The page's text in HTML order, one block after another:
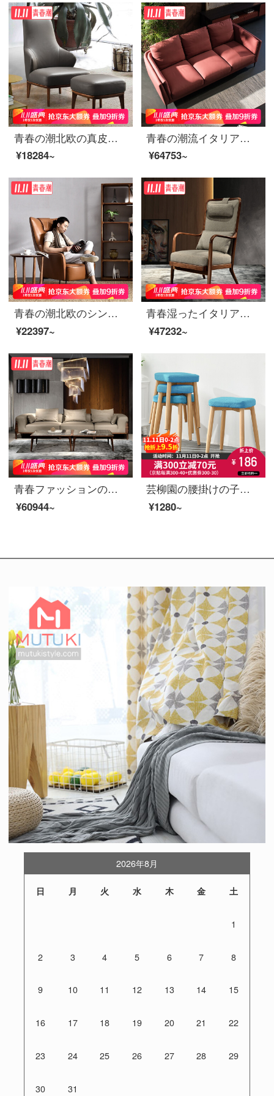
青春の潮北欧の真皮のシングルソファーと椅子の木のソファーのトラの椅子のレジャーの椅子の単に椅子のオーストラリアの黄色の牛皮
¥18284~
青春の潮流イタリアのナパの真皮のソファーの3人のまっすぐな列のデザイナーのソファーの北欧の軽い贅沢な羽毛のソファーの赤色のX 228 3人の位（2.2 m）
¥64753~
青春の潮北欧のシングルソファーの本革のソファーと椅子のトラのカジュアルな椅子のコーヒー色L 007オーストラリアの黄色の牛皮
¥22397~
青春湿ったイタリアの別荘のシングルソファーの北欧のレジャーソファーの椅子の客間の布芸のレジャー椅子の黒胡桃の木の手すりの椅子の高さの背もたれの椅子の灰色(布芸)
¥47232~
青春ファッションの黒胡桃の木のダウンジャケットの木の頭層の真皮のソファーの組み合わせ北欧のデザイナーのリビングルームの家具は手すりの中間位がありません（100*100*68）
¥60944~
芸柳園の腰掛けの子の丸い腰掛けの家の椅子は簡単にテーブルの腰掛けの北欧風の板の腰掛けを予約します。
¥1280~
2026年8月
日 月 火 水 木 金 土
1
2 3 4 5 6 7 8
9 10 11 12 13 14 15
16 17 18 19 20 21 22
23 24 25 26 27 28 29
30 31